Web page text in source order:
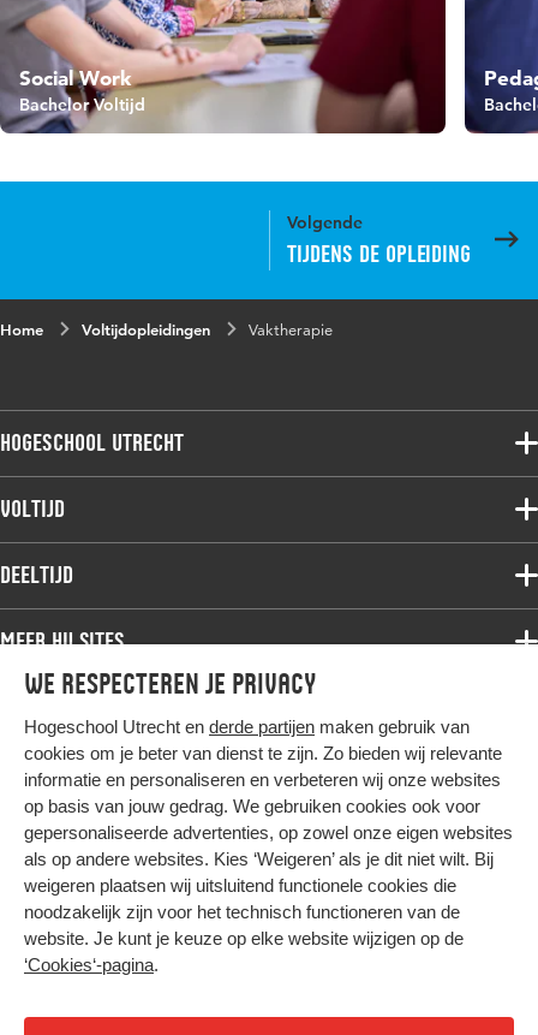
We respecteren je privacy
Hogeschool Utrecht en derde partijen maken gebruik van
cookies om je beter van dienst te zijn. Zo bieden wij relevante
informatie en personaliseren en verbeteren wij onze websites
op basis van jouw gedrag. We gebruiken cookies ook voor
gepersonaliseerde advertenties, op zowel onze eigen websites
als op andere websites. Kies ‘Weigeren’ als je dit niet wilt. Bij
weigeren plaatsen wij uitsluitend functionele cookies die
noodzakelijk zijn voor het technisch functioneren van de
website. Je kunt je keuze op elke website wijzigen op de
‘Cookies‘-pagina.
Social Work
Bachelor Voltijd
Volgende
Tijdens de opleiding
Home Voltijdopleidingen Vaktherapie
Hogeschool Utrecht
Voltijdopleidingen
Onderzoek
Werken bij de HU
Contact
Voltijd
Associate degree
Master
Studiekeuze voltijd
Deeltijd
Associate degree
Bachelor
Master
Post-master
Studiekeuze deeltijd
Meer HU sites
HU International
HU Bibliotheek
HU Ontwikkelt
Duurzame HU
Intranet
Trajectum
Hier komt alles samen
Colofon
Privacy
Cookies
Nieuwsbrief